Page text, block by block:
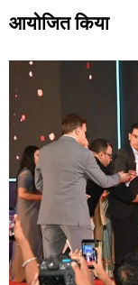
आयोजित किया